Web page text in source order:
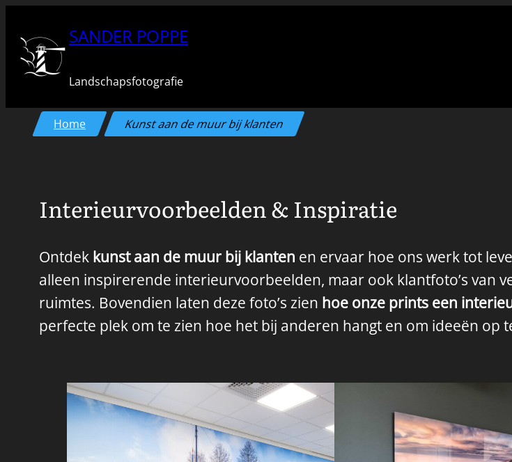
naar
de
SANDER POPPE
Landschapsfotografie
Home Kunst aan de muur bij klanten
Interieurvoorbeelden & Inspiratie
Ontdek kunst aan de muur bij klanten en ervaar hoe ons werk tot
alleen inspirerende interieurvoorbeelden, maar ook klantfoto’s van
ruimtes. Bovendien laten deze foto’s zien hoe onze prints een
perfecte plek om te zien hoe het bij anderen hangt en om ideeën op